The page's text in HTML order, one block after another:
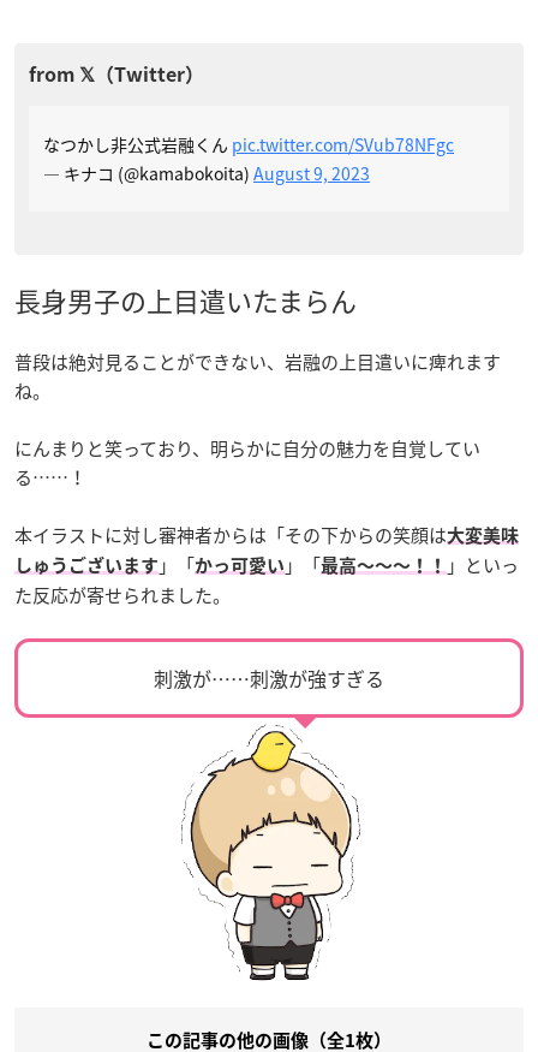
なつかし非公式岩融くん pic.twitter.com/SVub78NFgc
— キナコ (@kamabokoita) August 9, 2023
長身男子の上目遣いたまらん
普段は絶対見ることができない、岩融の上目遣いに痺れます
ね。
にんまりと笑っており、明らかに自分の魅力を自覚してい
る……！
本イラストに対し審神者からは「その下からの笑顔は大変美味
しゅうございます 」「かっ可愛い 」「最高〜〜〜！！
」といっ
た反応が寄せられました。
刺激が……刺激が強すぎる
この記事の他の画像（全1枚）